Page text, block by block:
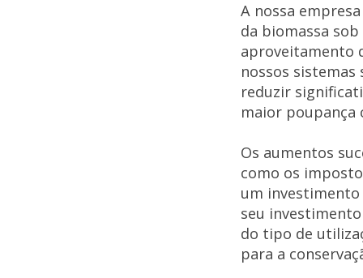
A nossa
da biomassa
aproveitamento
nossos sistemas
reduzir
maior poupança
Os aumentos
como os
um
seu
do tipo de
para a